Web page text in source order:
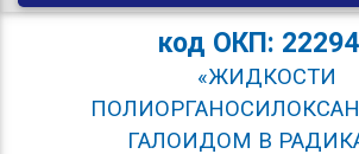
код ОКП:
«ЖИДКОСТИ
ГАЛОИДОМ В